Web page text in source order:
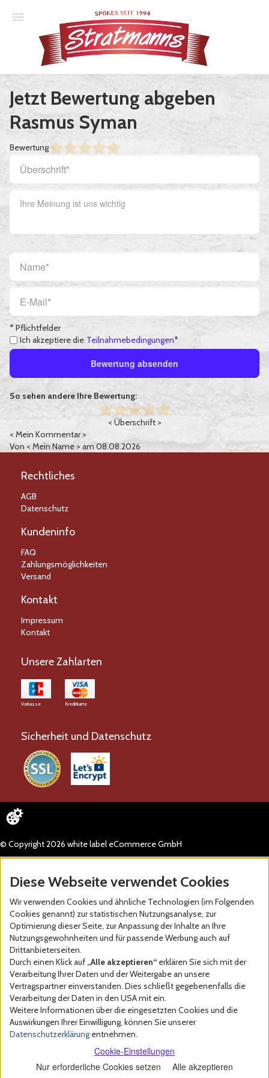
Essener Ehrendoktor
Unsere Komödien
Gastspiele
Gutscheine
Jetzt Bewertung abgeben
Rasmus Syman
Bewertung
* Pflichtfelder
Ich akzeptiere die Teilnahmebedingungen*
Bewertung absenden
So sehen andere Ihre Bewertung:
< Überschrift >
< Mein Kommentar >
Von < Mein Name > am 08.08.2026
Rechtliches
AGB
Datenschutz
Kundeninfo
FAQ
Zahlungsmöglichkeiten
Versand
Kontakt
Impressum
Kontakt
Unsere Zahlarten
Vorkasse Kreditkarte
Sicherheit und Datenschutz
© Copyright 2026 white label eCommerce GmbH
Diese Webseite verwendet Cookies
Wir verwenden Cookies und ähnliche Technologien (im Folgenden
Cookies genannt) zur statistischen Nutzungsanalyse, zur
Optimierung dieser Seite, zur Anpassung der Inhalte an Ihre
Nutzungsgewohnheiten und für passende Werbung auch auf
Drittanbieterseiten.
Durch einen Klick auf „Alle akzeptieren“ erklären Sie sich mit der
Verarbeitung Ihrer Daten und der Weitergabe an unsere
Vertragspartner einverstanden. Dies schließt gegebenenfalls die
Verarbeitung der Daten in den USA mit ein.
Weitere Informationen über die eingesetzten Cookies und die
Auswirkungen Ihrer Einwilligung, können Sie unserer
Datenschutzerklärung entnehmen.
Cookie-Einstellungen
Nur erforderliche Cookies setzen
Alle akzeptieren